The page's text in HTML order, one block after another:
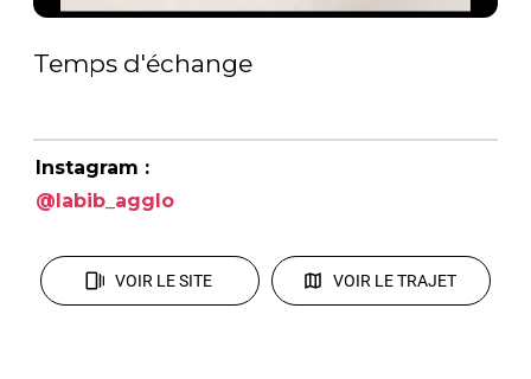
Temps d'échange
Instagram :
@labib_agglo
VOIR LE SITE VOIR LE TRAJET